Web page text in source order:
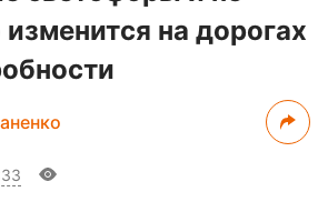
изменится на дорогах